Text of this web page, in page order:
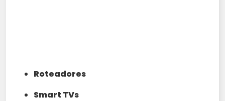
Roteadores
Smart TVs